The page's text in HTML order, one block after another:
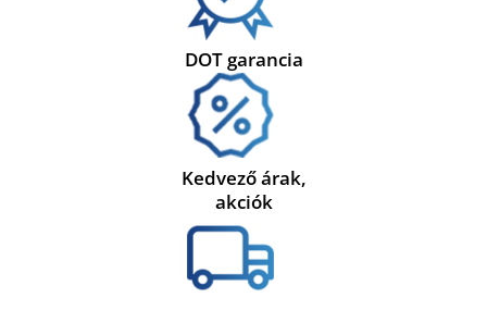
DOT garancia
Kedvező árak,
akciók